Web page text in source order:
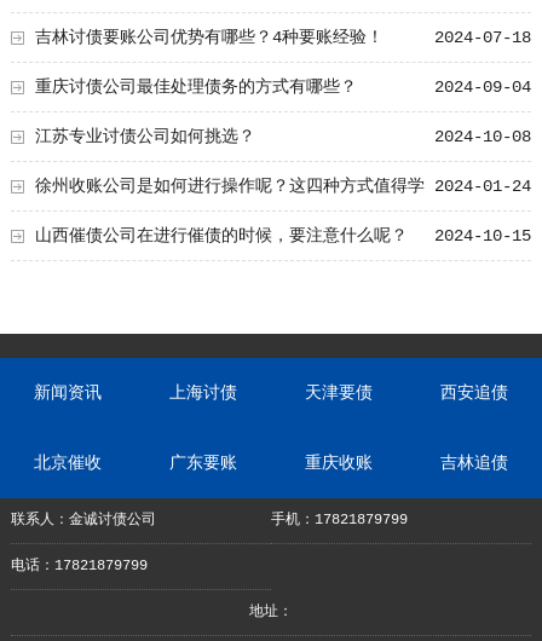
款呢？ 2024-07-18
吉林讨债要账公司优势有哪些？4种要账经验！
2024-09-04
重庆讨债公司最佳处理债务的方式有哪些？
2024-10-08
江苏专业讨债公司如何挑选？
2024-01-24
徐州收账公司是如何进行操作呢？这四种方式值得学
习！ 2024-10-15
山西催债公司在进行催债的时候，要注意什么呢？
新闻资讯 上海讨债 天津要债 西安追债
北京催收 广东要账 重庆收账 吉林追债
联系人：金诚讨债公司 手机：17821879799
电话：17821879799
地址：